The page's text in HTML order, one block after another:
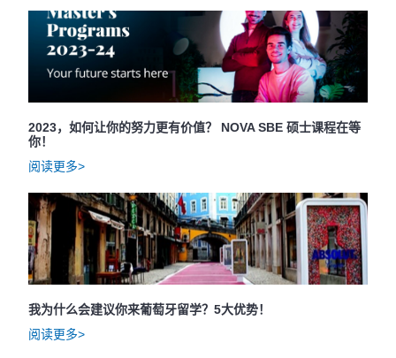
2023，如何让你的努力更有价值？ NOVA SBE 硕士课程在等
你！
阅读更多>
我为什么会建议你来葡萄牙留学？5大优势！
阅读更多>